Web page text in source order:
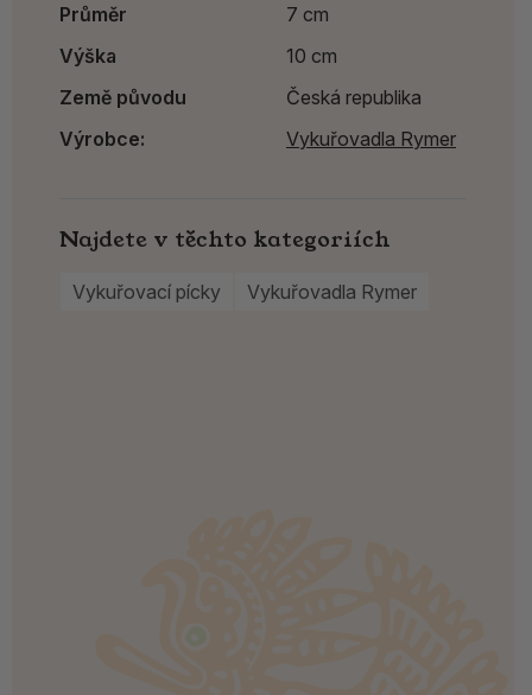
Průměr
7 cm
Výška
10 cm
Země původu
Česká republika
Výrobce:
Vykuřovadla Rymer
Najdete v těchto kategoriích
Vykuřovací pícky Vykuřovadla Rymer